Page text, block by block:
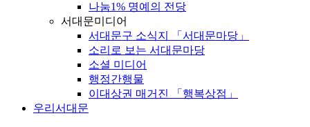
나눔1% 명예의 전당
서대문미디어
서대문구 소식지 「서대문마당」
소리로 보는 서대문마당
소셜 미디어
행정간행물
이대상권 매거진 「행복상점」
우리서대문